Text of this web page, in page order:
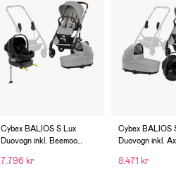
Cybex BALIOS S Lux
Duovogn inkl. Beemoo
Grey/Black Stone
7.796 kr
Cybex BALIOS
Duovogn inkl.
Stone Grey
8.471 kr